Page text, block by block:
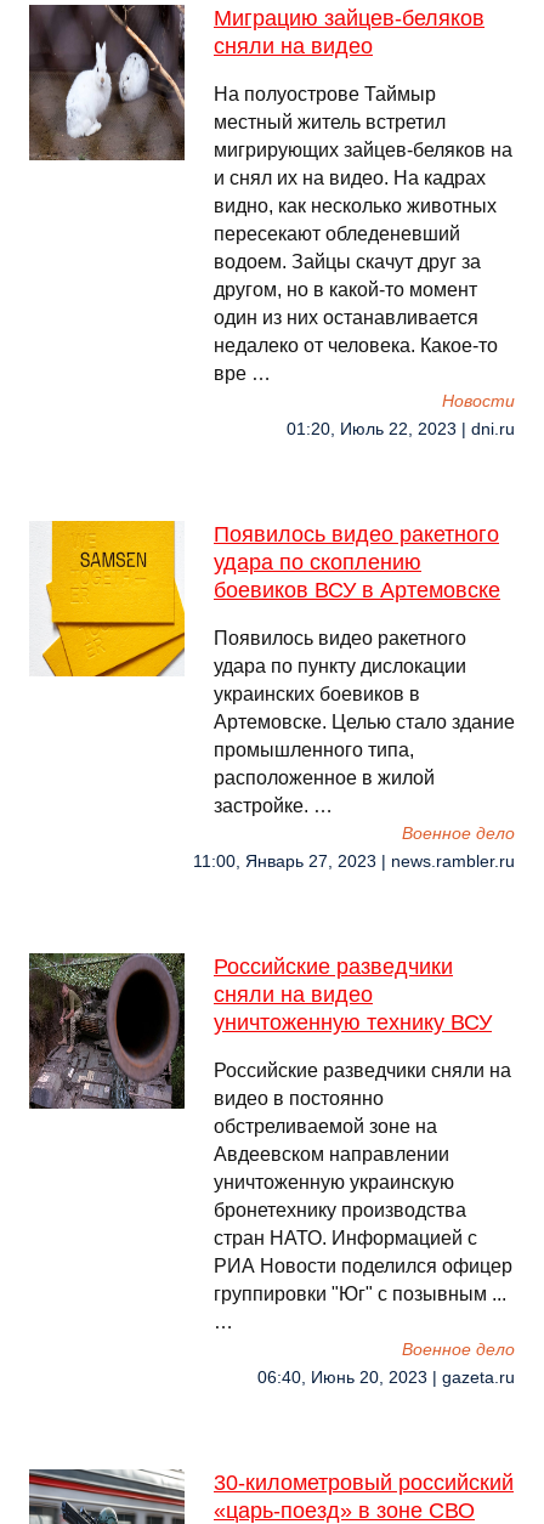
Миграцию зайцев-беляков
сняли на видео
На полуострове Таймыр
местный житель встретил
мигрирующих зайцев-беляков на
и снял их на видео. На кадрах
видно, как несколько животных
пересекают обледеневший
водоем. Зайцы скачут друг за
другом, но в какой-то момент
один из них останавливается
недалеко от человека. Какое-то
вре …
Новости
01:20, Июль 22, 2023 | dni.ru
Появилось видео ракетного
удара по скоплению
боевиков ВСУ в Артемовске
Появилось видео ракетного
удара по пункту дислокации
украинских боевиков в
Артемовске. Целью стало здание
промышленного типа,
расположенное в жилой
застройке. …
Военное дело
11:00, Январь 27, 2023 | news.rambler.ru
Российские разведчики
сняли на видео
уничтоженную технику ВСУ
Российские разведчики сняли на
видео в постоянно
обстреливаемой зоне на
Авдеевском направлении
уничтоженную украинскую
бронетехнику производства
стран НАТО. Информацией с
РИА Новости поделился офицер
группировки "Юг" с позывным ...
…
Военное дело
06:40, Июнь 20, 2023 | gazeta.ru
30-километровый российский
«царь-поезд» в зоне СВО